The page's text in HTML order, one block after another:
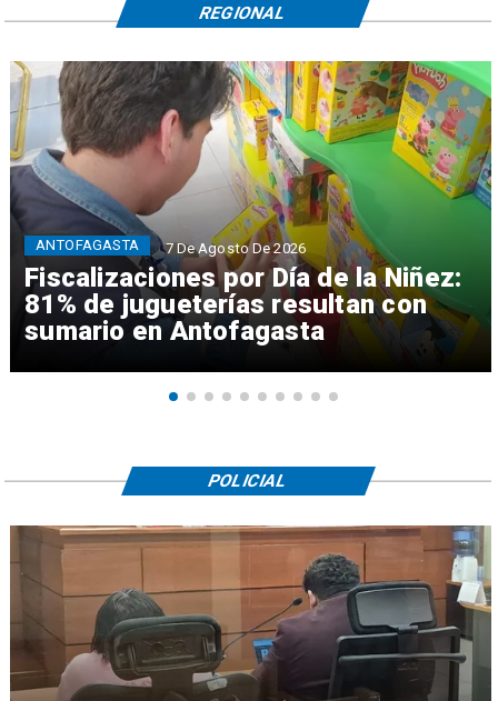
Fiscalizaciones por Día de la Niñez:
81% de jugueterías resultan con
sumario en Antofagasta
ANTOFAGASTA 7 De Agosto De 2026
REGIONAL
POLICIAL